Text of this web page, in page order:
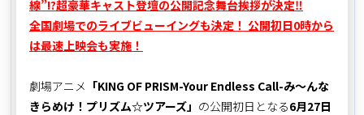
線”!?超豪華キャスト登壇の公開記念舞台挨拶が決定‼
全国劇場でのライブビューイングも決定！ 公開初日0時から
は最速上映会も実施！
劇場アニメ 「KING OF PRISM-Your Endless Call-み～んな
きらめけ！プリズム☆ツアーズ」 の公開初日となる6月27日